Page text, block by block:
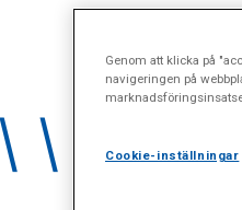
Genom att klicka på
navigeringen på
Cookie-inställningar